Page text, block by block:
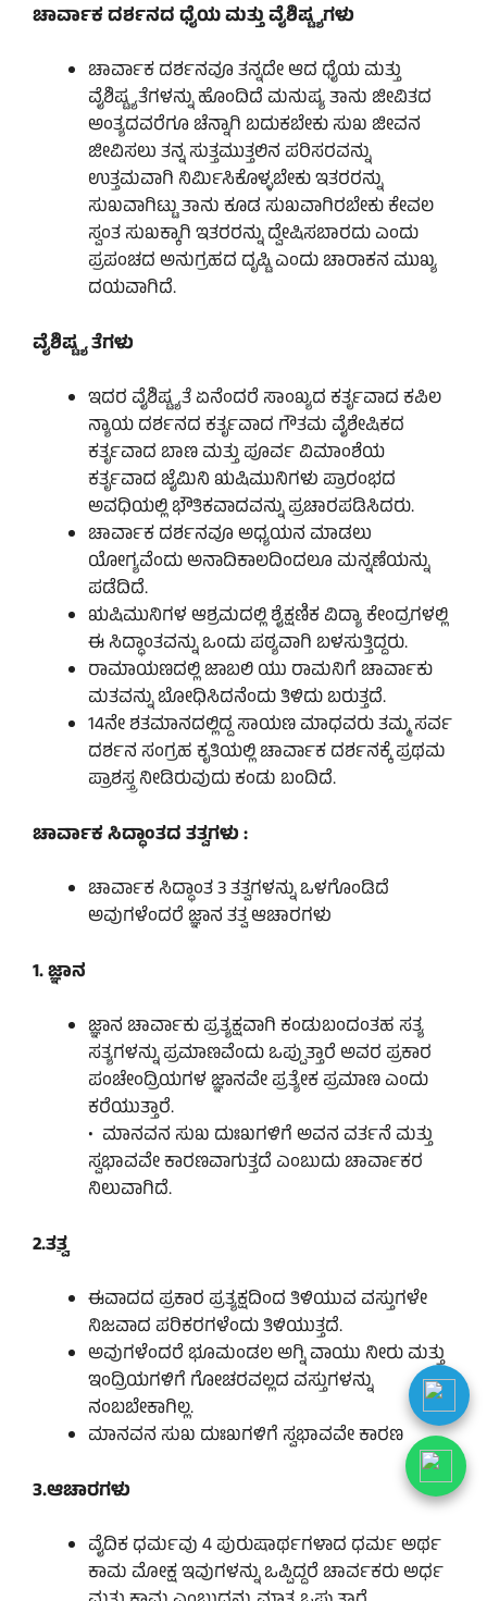
ಚಾರ್ವಾಕ ದರ್ಶನದ ಧೈಯ ಮತ್ತು ವೈಶಿಷ್ಟ್ಯಗಳು
ಚಾರ್ವಾಕ ದರ್ಶನವೂ ತನ್ನದೇ ಆದ ಧೈಯ ಮತ್ತು
ವೈಶಿಷ್ಟ್ಯತೆಗಳನ್ನು ಹೊಂದಿದೆ ಮನುಷ್ಯ ತಾನು ಜೀವಿತದ
ಅಂತ್ಯದವರೆಗೂ ಚೆನ್ನಾಗಿ ಬದುಕಬೇಕು ಸುಖ ಜೀವನ
ಜೀವಿಸಲು ತನ್ನ ಸುತ್ತಮುತ್ತಲಿನ ಪರಿಸರವನ್ನು
ಉತ್ತಮವಾಗಿ ನಿರ್ಮಿಸಿಕೊಳ್ಳಬೇಕು ಇತರರನ್ನು
ಸುಖವಾಗಿಟ್ಟು ತಾನು ಕೂಡ ಸುಖವಾಗಿರಬೇಕು ಕೇವಲ
ಸ್ವಂತ ಸುಖಕ್ಕಾಗಿ ಇತರರನ್ನು ದ್ವೇಷಿಸಬಾರದು ಎಂದು
ಪ್ರಪಂಚದ ಅನುಗ್ರಹದ ದೃಷ್ಟಿ ಎಂದು ಚಾರಾಕನ ಮುಖ್ಯ
ದಯವಾಗಿದೆ.
ವೈಶಿಷ್ಟ್ಯ ತೆಗಳು
ಇದರ ವೈಶಿಷ್ಟ್ಯತೆ ಏನೆಂದರೆ ಸಾಂಖ್ಯದ ಕರ್ತೃವಾದ ಕಪಿಲ
ನ್ಯಾಯ ದರ್ಶನದ ಕರ್ತೃವಾದ ಗೌತಮ ವೈಶೇಷಿಕದ
ಕರ್ತೃವಾದ ಬಾಣ ಮತ್ತು ಪೂರ್ವ ವಿಮಾಂಶೆಯ
ಕರ್ತೃವಾದ ಜೈಮಿನಿ ಋಷಿಮುನಿಗಳು ಪ್ರಾರಂಭದ
ಅವಧಿಯಲ್ಲಿ ಭೌತಿಕವಾದವನ್ನು ಪ್ರಚಾರಪಡಿಸಿದರು.
ಚಾರ್ವಾಕ ದರ್ಶನವೂ ಅಧ್ಯಯನ ಮಾಡಲು
ಯೋಗ್ಯವೆಂದು ಅನಾದಿಕಾಲದಿಂದಲೂ ಮನ್ನಣೆಯನ್ನು
ಪಡೆದಿದೆ.
ಋಷಿಮುನಿಗಳ ಆಶ್ರಮದಲ್ಲಿ ಶೈಕ್ಷಣಿಕ ವಿದ್ಯಾ ಕೇಂದ್ರಗಳಲ್ಲಿ
ಈ ಸಿದ್ಧಾಂತವನ್ನು ಒಂದು ಪಠ್ಯವಾಗಿ ಬಳಸುತ್ತಿದ್ದರು.
ರಾಮಾಯಣದಲ್ಲಿ ಜಾಬಲಿ ಯು ರಾಮನಿಗೆ ಚಾರ್ವಾಕು
ಮತವನ್ನು ಬೋಧಿಸಿದನೆಂದು ತಿಳಿದು ಬರುತ್ತದೆ.
14ನೇ ಶತಮಾನದಲ್ಲಿದ್ದ ಸಾಯಣ ಮಾಧವರು ತಮ್ಮ ಸರ್ವ
ದರ್ಶನ ಸಂಗ್ರಹ ಕೃತಿಯಲ್ಲಿ ಚಾರ್ವಾಕ ದರ್ಶನಕ್ಕೆ ಪ್ರಥಮ
ಪ್ರಾಶಸ್ತ್ರ ನೀಡಿರುವುದು ಕಂಡು ಬಂದಿದೆ.
ಚಾರ್ವಾಕ ಸಿದ್ಧಾಂತದ ತತ್ವಗಳು :
ಚಾರ್ವಾಕ ಸಿದ್ಧಾಂತ 3 ತತ್ವಗಳನ್ನು ಒಳಗೊಂಡಿದೆ
ಅವುಗಳೆಂದರೆ ಜ್ಞಾನ ತತ್ವ ಆಚಾರಗಳು
1. ಜ್ಞಾನ
ಜ್ಞಾನ ಚಾರ್ವಾಕು ಪ್ರತ್ಯಕ್ಷವಾಗಿ ಕಂಡುಬಂದಂತಹ ಸತ್ಯ
ಸತ್ಯಗಳನ್ನು ಪ್ರಮಾಣವೆಂದು ಒಪ್ಪುತ್ತಾರೆ ಅವರ ಪ್ರಕಾರ
ಪಂಚೇಂದ್ರಿಯಗಳ ಜ್ಞಾನವೇ ಪ್ರತ್ಯೇಕ ಪ್ರಮಾಣ ಎಂದು
ಕರೆಯುತ್ತಾರೆ.
• ಮಾನವನ ಸುಖ ದುಃಖಗಳಿಗೆ ಅವನ ವರ್ತನೆ ಮತ್ತು
ಸ್ವಭಾವವೇ ಕಾರಣವಾಗುತ್ತದೆ ಎಂಬುದು ಚಾರ್ವಾಕರ
ನಿಲುವಾಗಿದೆ.
2.ತತ್ವ
ಈವಾದದ ಪ್ರಕಾರ ಪ್ರತ್ಯಕ್ಷದಿಂದ ತಿಳಿಯುವ ವಸ್ತುಗಳೇ
ನಿಜವಾದ ಪರಿಕರಗಳೆಂದು ತಿಳಿಯುತ್ತದೆ.
ಅವುಗಳೆಂದರೆ ಭೂಮಂಡಲ ಅಗ್ನಿ ವಾಯು ನೀರು ಮತ್ತು
ಇಂದ್ರಿಯಗಳಿಗೆ ಗೋಚರವಲ್ಲದ ವಸ್ತುಗಳನ್ನು
ನಂಬಬೇಕಾಗಿಲ್ಲ.
ಮಾನವನ ಸುಖ ದುಃಖಗಳಿಗೆ ಸ್ವಭಾವವೇ ಕಾರಣ
3.ಆಚಾರಗಳು
ವೈದಿಕ ಧರ್ಮವು 4 ಪುರುಷಾರ್ಥಗಳಾದ ಧರ್ಮ ಅರ್ಥ
ಕಾಮ ಮೋಕ್ಷ ಇವುಗಳನ್ನು ಒಪ್ಪಿದ್ದರೆ ಚಾರ್ವಕರು ಅರ್ಧ